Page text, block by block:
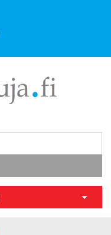
Avaa